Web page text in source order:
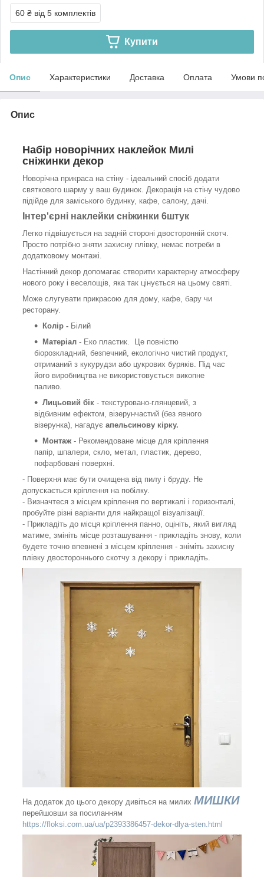
60 ₴ від 5 комплектів
Купити
Опис Характеристики Доставка Оплата Умови
Опис
Набір новорічних наклейок Милі
сніжинки декор
Новорічна прикраса на стіну - ідеальний спосіб додати
святкового шарму у ваш будинок. Декорація на стіну чудово
підійде для заміського будинку, кафе, салону, дачі.
Інтер'єрні наклейки сніжинки 6штук
Легко підвішується на задній стороні двосторонній скотч.
Просто потрібно зняти захисну плівку, немає потреби в
додатковому монтажі.
Настінний декор допомагає створити характерну атмосферу
нового року і веселощів, яка так цінується на цьому святі.
Може слугувати прикрасою для дому, кафе, бару чи
ресторану.
Колір - Білий
Матеріал - Еко пластик. Це повністю
біорозкладний, безпечний, екологічно чистий продукт,
отриманий з кукурудзи або цукрових буряків. Під час
його виробництва не використовується викопне
паливо.
Лицьовий бік - текстуровано-глянцевий, з
відбивним ефектом, візерунчастий (без явного
візерунка), нагадує апельсинову кірку.
Монтаж - Рекомендоване місце для кріплення
папір, шпалери, скло, метал, пластик, дерево,
пофарбовані поверхні.
- Поверхня має бути очищена від пилу і бруду. Не
допускається кріплення на побілку.
- Визначтеся з місцем кріплення по вертикалі і горизонталі,
пробуйте різні варіанти для найкращої візуалізації.
- Прикладіть до місця кріплення панно, оцініть, який вигляд
матиме, змініть місце розташування - прикладіть знову, коли
будете точно впевнені з місцем кріплення - зніміть захисну
плівку двостороннього скотчу з декору і прикладіть.
На додаток до цього декору дивіться на милих МИШКИ
перейшовши за посиланням
https://floksi.com.ua/ua/p2393386457-dekor-dlya-sten.html